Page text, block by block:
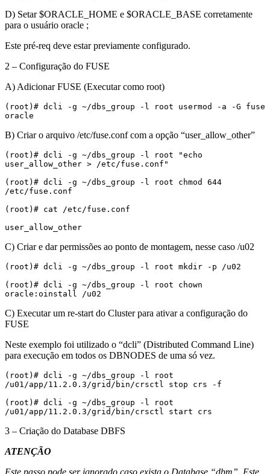
D) Setar $ORACLE_HOME e $ORACLE_BASE corretamente
para o usuário oracle ;
Este pré-req deve estar previamente configurado.
2 – Configuração do FUSE
A) Adicionar FUSE (Executar como root)
(root)# dcli -g ~/dbs_group -l root usermod -a -G fuse
oracle
B) Criar o arquivo /etc/fuse.conf com a opção “user_allow_other”
(root)# dcli -g ~/dbs_group -l root "echo
user_allow_other > /etc/fuse.conf"
(root)# dcli -g ~/dbs_group -l root chmod 644
/etc/fuse.conf
(root)# cat /etc/fuse.conf
user_allow_other
C) Criar e dar permissões ao ponto de montagem, nesse caso /u02
(root)# dcli -g ~/dbs_group -l root mkdir -p /u02
(root)# dcli -g ~/dbs_group -l root chown
oracle:oinstall /u02
C) Executar um re-start do Cluster para ativar a configuração do
FUSE
Neste exemplo foi utilizado o “dcli” (Distributed Command Line)
para execução em todos os DBNODES de uma só vez.
(root)# dcli -g ~/dbs_group -l root
/u01/app/11.2.0.3/grid/bin/crsctl stop crs -f
(root)# dcli -g ~/dbs_group -l root
/u01/app/11.2.0.3/grid/bin/crsctl start crs
3 – Criação do Database DBFS
ATENÇÃO